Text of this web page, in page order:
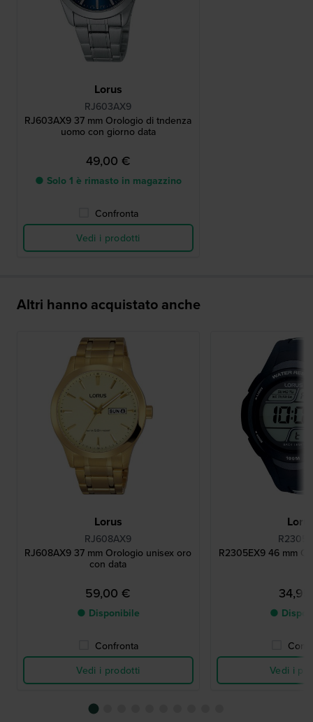
Lorus
RJ603AX9
RJ603AX9 37 mm Orologio di tndenza
uomo con giorno data
49,00 €
● Solo 1 è rimasto in magazzino
Confronta
Vedi i prodotti
Altri hanno acquistato anche
Lorus
RJ608AX9
RJ608AX9 37 mm Orologio unisex oro
con data
59,00 €
● Disponibile
Confronta
Vedi i prodotti
R2305EX9 46 mm
●
Vedi i